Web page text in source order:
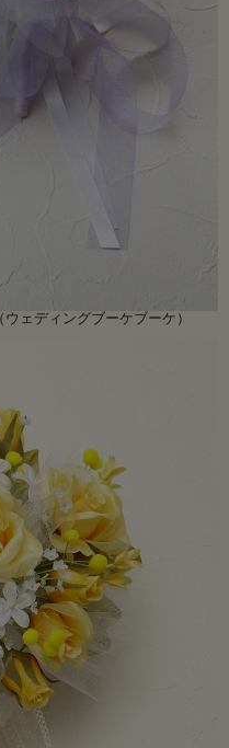
ェディングブーケブーケ）